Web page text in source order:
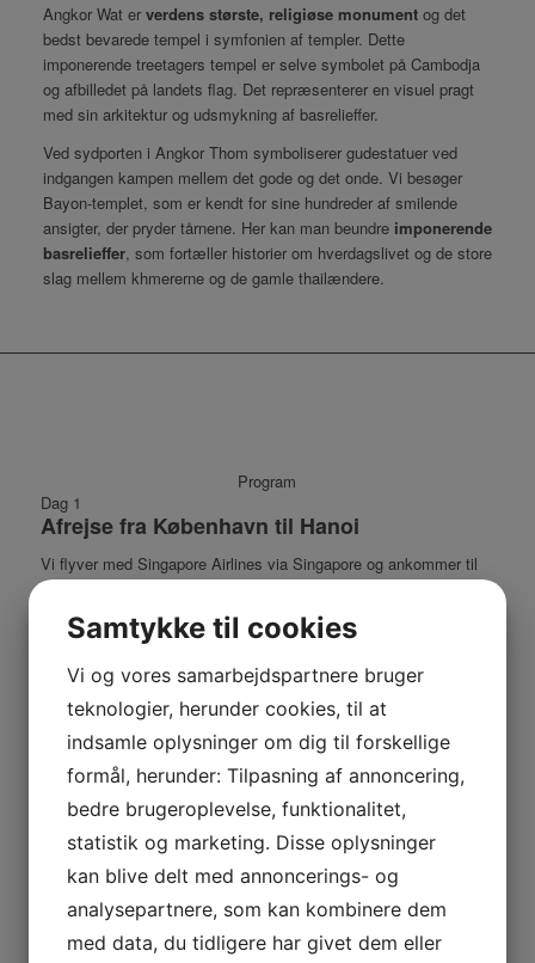
Angkor Wat er verdens største, religiøse monumentog det
bedst bevarede tempel i symfonien af templer. Dette
imponerende treetagers tempel er selve symbolet på Cambodja
og afbilledet på landets flag. Det repræsenterer en visuel pragt
med sin arkitektur og udsmykning af basrelieffer.
Ved sydporten i Angkor Thom symboliserer gudestatuer ved
indgangen kampen mellem det gode og det onde. Vi besøger
Bayon-templet, som er kendt for sine hundreder af smilende
ansigter, der pryder tårnene. Her kan man beundre imponerende
basrelieffer, som fortæller historier om hverdagslivet og de store
slag mellem khmererne og de gamle thailændere.
Program
Dag 1
Afrejse fra København til Hanoi
Vi flyver med Singapore Airlines via Singapore og ankommer til
Hanoi først på eftermiddagen dagen efter.
Måltider inkluderet: på flyene
Samtykke til cookies
Vi og vores samarbejdspartnere bruger
teknologier, herunder cookies, til at
indsamle oplysninger om dig til forskellige
formål, herunder: Tilpasning af annoncering,
bedre brugeroplevelse, funktionalitet,
statistik og marketing. Disse oplysninger
kan blive delt med annoncerings- og
analysepartnere, som kan kombinere dem
med data, du tidligere har givet dem eller